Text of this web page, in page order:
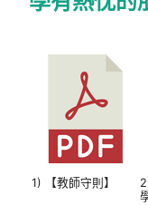
1) 【教師守則】